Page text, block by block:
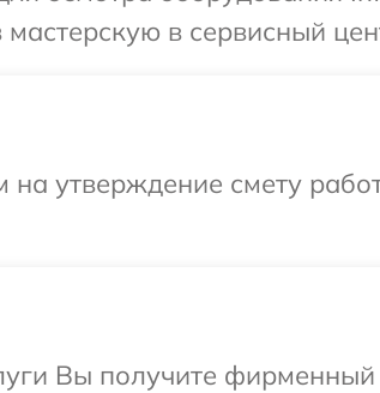
в сервисный
утверждение смету
Вы получите